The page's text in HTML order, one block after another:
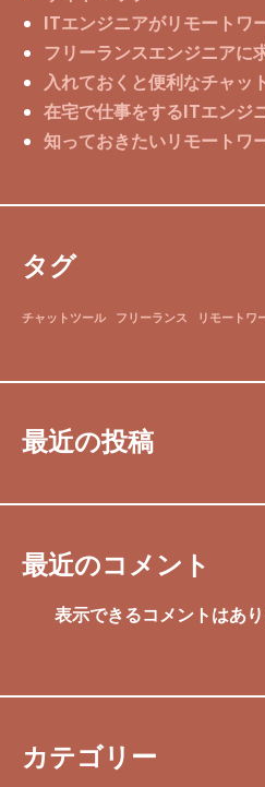
ITエンジニアがリモートワ
フリーランスエンジニアに
入れておくと便利なチャッ
在宅で仕事をするITエンジ
知っておきたいリモートワ
タグ
チャットツール フリーランス リモートワ
最近の投稿
最近のコメント
表示できるコメントはあり
カテゴリー